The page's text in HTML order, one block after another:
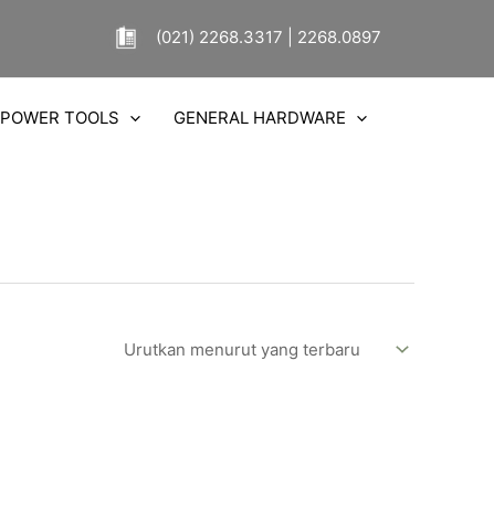
(021) 2268.3317 | 2268.0897
POWER TOOLS GENERAL HARDWARE